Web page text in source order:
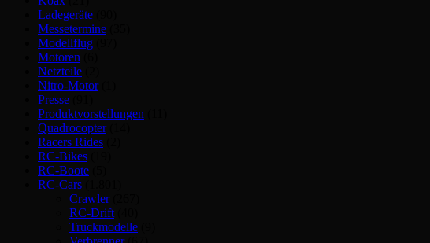
Ladegeräte
Messetermine
Modellflug
Motoren
Netzteile
Nitro-Motor(1)
Presse
Produktvorstellungen
Quadrocopter(14)
Racers Rides
RC-Bikes
RC-Boote
RC-Cars
Crawler(267)
RC-Drift
Truckmodelle